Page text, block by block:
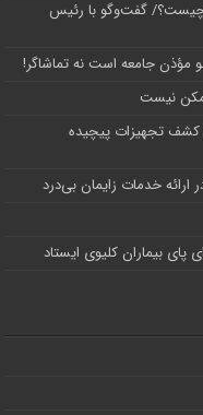
چیست؟/ گفت‌وگو با رئیس
جامعه است نه تماشاگر!
نیست
کشف تجهیزات پیچیده
بیماران کلیوی ایستاد